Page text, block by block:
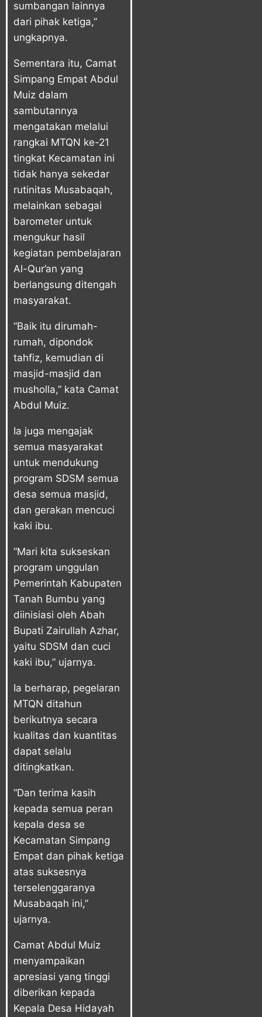
sumbangan lainnya
dari pihak ketiga,”
ungkapnya.
Sementara itu, Camat
Simpang Empat Abdul
Muiz dalam
sambutannya
mengatakan melalui
rangkai MTQN ke-21
tingkat Kecamatan ini
tidak hanya sekedar
rutinitas Musabaqah,
melainkan sebagai
barometer untuk
mengukur hasil
kegiatan pembelajaran
Al-Qur’an yang
berlangsung ditengah
masyarakat.
“Baik itu dirumah-
rumah, dipondok
tahfiz, kemudian di
masjid-masjid dan
musholla,” kata Camat
Abdul Muiz.
Ia juga mengajak
semua masyarakat
untuk mendukung
program SDSM semua
desa semua masjid,
dan gerakan mencuci
kaki ibu.
“Mari kita sukseskan
program unggulan
Pemerintah Kabupaten
Tanah Bumbu yang
diinisiasi oleh Abah
Bupati Zairullah Azhar,
yaitu SDSM dan cuci
kaki ibu,” ujarnya.
Ia berharap, pegelaran
MTQN ditahun
berikutnya secara
kualitas dan kuantitas
dapat selalu
ditingkatkan.
“Dan terima kasih
kepada semua peran
kepala desa se
Kecamatan Simpang
Empat dan pihak ketiga
atas suksesnya
terselenggaranya
Musabaqah ini,”
ujarnya.
Camat Abdul Muiz
menyampaikan
apresiasi yang tinggi
diberikan kepada
Kepala Desa Hidayah